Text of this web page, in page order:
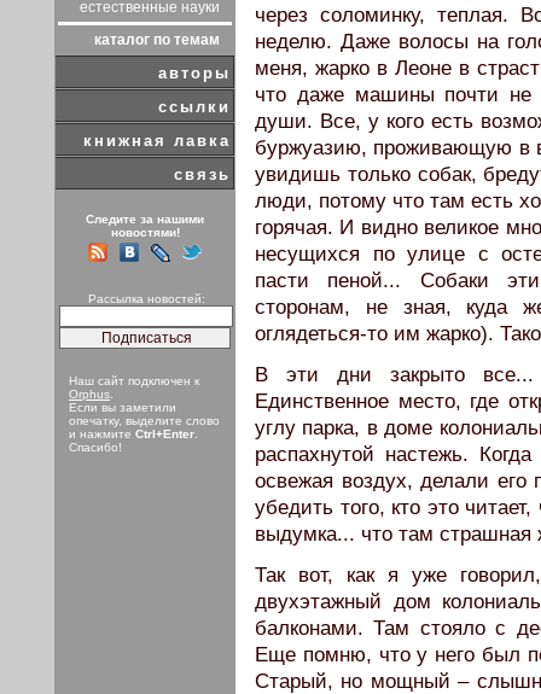
естественные науки
каталог по темам
авторы
ссылки
книжная лавка
связь
Следите за нашими
новостями!
Рассылка новостей:
Наш сайт подключен к
Orphus
Если вы заметили
опечатку, выделите слово
и нажмите Ctrl+Enter
Спасибо!
через соломинку, теплая.
неделю. Даже волосы на
меня, жарко в Леоне в
что даже машины почти не
души. Все, у кого есть
буржуазию, проживающую в
увидишь только собак,
люди, потому что там есть
горячая. И видно великое
несущихся по улице с
пасти пеной... Собаки
сторонам, не зная, куда
оглядеться-то им жарко).
В эти дни закрыто
Единственное место, где
углу парка, в доме
распахнутой настежь.
освежая воздух, делали
убедить того, кто это
выдумка... что там
Так вот, как я уже
двухэтажный дом
балконами. Там стояло с
Еще помню, что у него был
Старый, но мощный –